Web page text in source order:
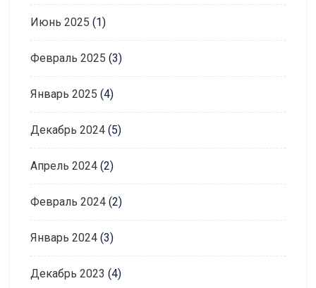
Июнь 2025 (1)
Февраль 2025 (3)
Январь 2025 (4)
Декабрь 2024 (5)
Апрель 2024 (2)
Февраль 2024 (2)
Январь 2024 (3)
Декабрь 2023 (4)